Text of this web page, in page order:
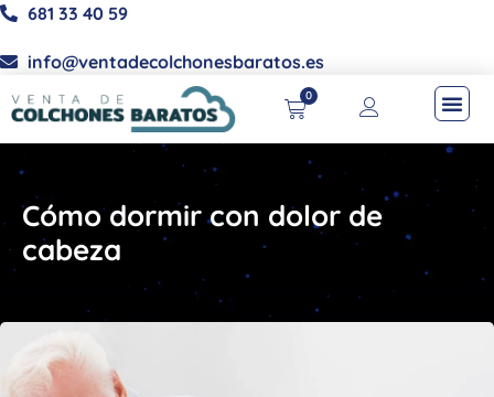
681 33 40 59
info@ventadecolchonesbaratos.es
0
Cómo dormir con dolor de
cabeza